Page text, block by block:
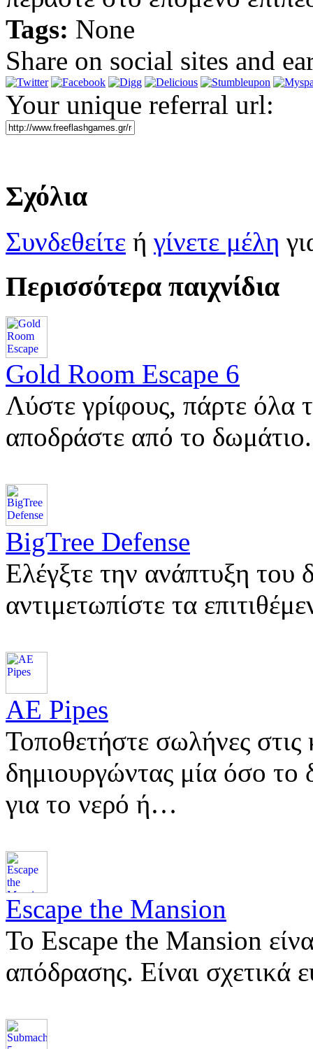
Tags: None
Share on social sites and
Your unique referral url:
Σχόλια
Συνδεθείτε ή γίνετε μέλη
Περισσότερα παιχνίδια
Gold Room Escape 6
Λύστε γρίφους, πάρτε όλα
αποδράστε από το
BigTree Defense
Ελέγξτε την ανάπτυξη του
αντιμετωπίστε τα
AE Pipes
Τοποθετήστε σωλήνες στις
δημιουργώντας μία όσο το
για το νερό ή…
Escape the Mansion
Το Escape the Mansion
απόδρασης. Είναι